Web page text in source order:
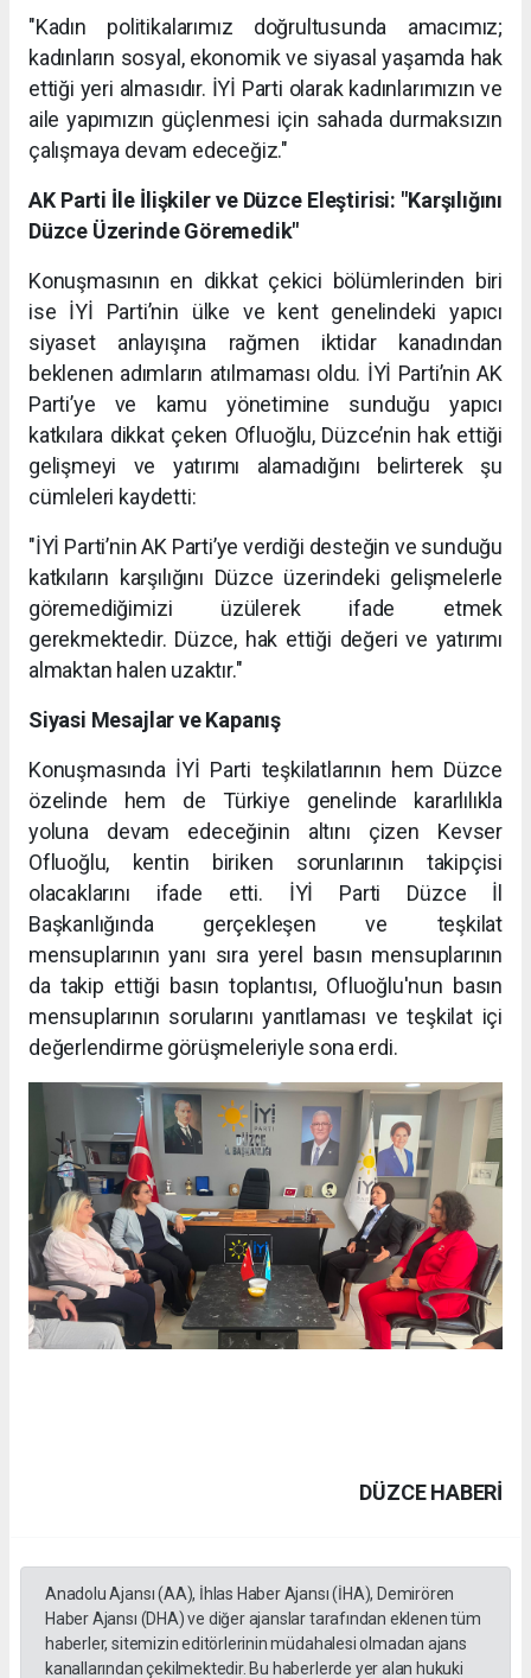
"Kadın politikalarımız doğrultusunda amacımız;
kadınların sosyal, ekonomik ve siyasal yaşamda hak
ettiği yeri almasıdır. İYİ Parti olarak kadınlarımızın ve
aile yapımızın güçlenmesi için sahada durmaksızın
çalışmaya devam edeceğiz."
AK Parti İle İlişkiler ve Düzce Eleştirisi: "Karşılığını
Düzce Üzerinde Göremedik"
Konuşmasının en dikkat çekici bölümlerinden biri
ise İYİ Parti’nin ülke ve kent genelindeki yapıcı
siyaset anlayışına rağmen iktidar kanadından
beklenen adımların atılmaması oldu. İYİ Parti’nin AK
Parti’ye ve kamu yönetimine sunduğu yapıcı
katkılara dikkat çeken Ofluoğlu, Düzce’nin hak ettiği
gelişmeyi ve yatırımı alamadığını belirterek şu
cümleleri kaydetti:
"İYİ Parti’nin AK Parti’ye verdiği desteğin ve sunduğu
katkıların karşılığını Düzce üzerindeki gelişmelerle
göremediğimizi üzülerek ifade etmek
gerekmektedir. Düzce, hak ettiği değeri ve yatırımı
almaktan halen uzaktır."
Siyasi Mesajlar ve Kapanış
Konuşmasında İYİ Parti teşkilatlarının hem Düzce
özelinde hem de Türkiye genelinde kararlılıkla
yoluna devam edeceğinin altını çizen Kevser
Ofluoğlu, kentin biriken sorunlarının takipçisi
olacaklarını ifade etti. İYİ Parti Düzce İl
Başkanlığında gerçekleşen ve teşkilat
mensuplarının yanı sıra yerel basın mensuplarının
da takip ettiği basın toplantısı, Ofluoğlu'nun basın
mensuplarının sorularını yanıtlaması ve teşkilat içi
değerlendirme görüşmeleriyle sona erdi.
DÜZCE HABERİ
Anadolu Ajansı (AA), İhlas Haber Ajansı (İHA), Demirören
Haber Ajansı (DHA) ve diğer ajanslar tarafından eklenen tüm
haberler, sitemizin editörlerinin müdahalesi olmadan ajans
kanallarından çekilmektedir. Bu haberlerde yer alan hukuki